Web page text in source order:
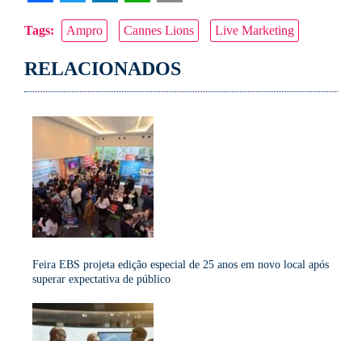
Facebook
Twitter
LinkedIn
WhatsApp
Copy
Link
Tags: Ampro Cannes Lions Live Marketing
RELACIONADOS
Feira EBS projeta edição especial de 25 anos em novo local após
superar expectativa de público